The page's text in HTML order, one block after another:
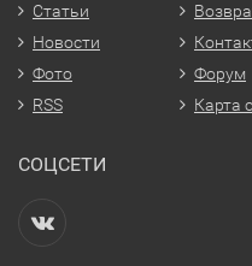
Статьи
Новости
Фото
RSS
Форум
Карта
СОЦСЕТИ